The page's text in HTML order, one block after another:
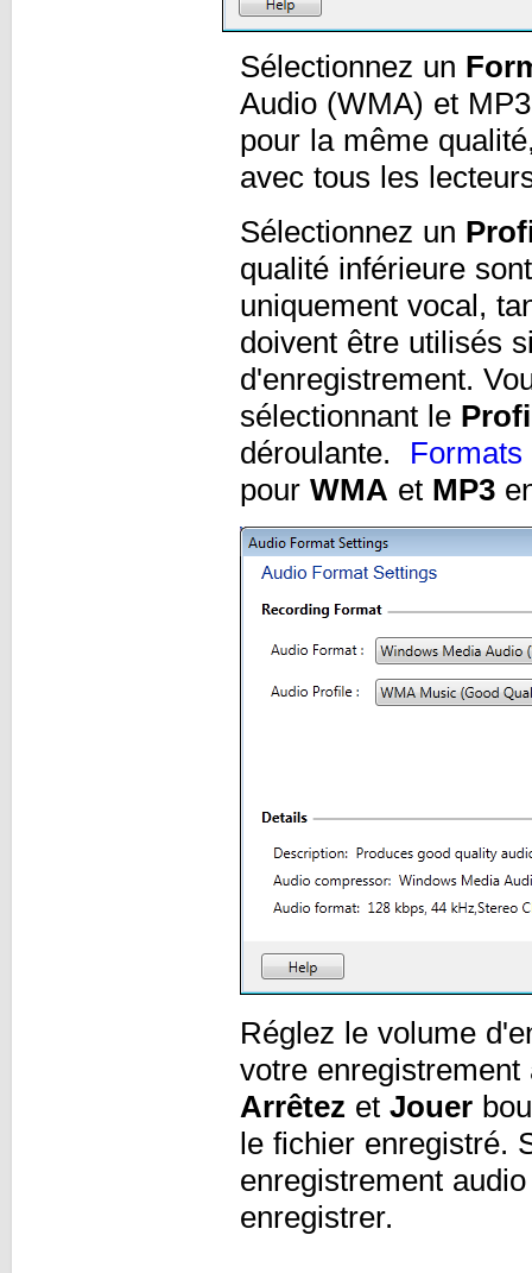
Sélectionnez un
Audio (WMA) et
pour la même
avec tous les
Sélectionnez un
qualité inférieure
uniquement vocal,
doivent être utilisés
d'enregistrement.
sélectionnant le
déroulante.
pour WMA et MP3
Réglez le volume
votre
Arrêtez et Jouer
le fichier enregistré.
enregistrement
enregistrer.